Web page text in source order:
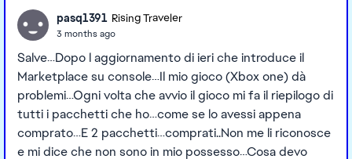
pasq1391 Rising Traveler
3 months ago
Salve…Dopo l aggiornamento di ieri che introduce il
Marketplace su console…Il mio gioco (Xbox one) dà
problemi…Ogni volta che avvio il gioco mi fa il riepilogo di
tutti i pacchetti che ho…come se lo avessi appena
comprato…E 2 pacchetti…comprati..Non me li riconosce
e mi dice che non sono in mio possesso…Cosa devo